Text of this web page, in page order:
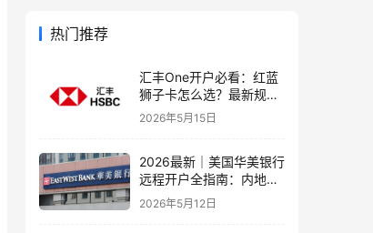
热门推荐
汇丰One开户必看：红蓝
狮子卡怎么选？最新规则
+补办攻略+5个避坑指南
2026年5月15日
2026最新｜美国华美银行
远程开户全指南：内地居
民足不出户办理美股与跨
境账户实操解析
2026年5月12日